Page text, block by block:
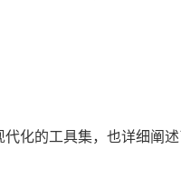
化的工具集，也详细阐